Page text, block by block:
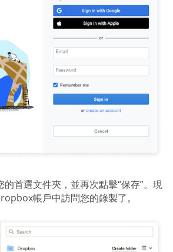
首選文件夾，並再次點擊“保存”。現
帳戶中訪問您的錄製了。